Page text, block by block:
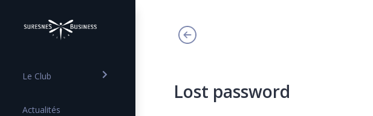
Le Club
Actualités
Lost password